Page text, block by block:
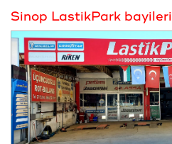
Sinop LastikPark bayileri